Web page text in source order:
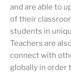
and are able to
of their
students in
Teachers are
connect with
globally in order